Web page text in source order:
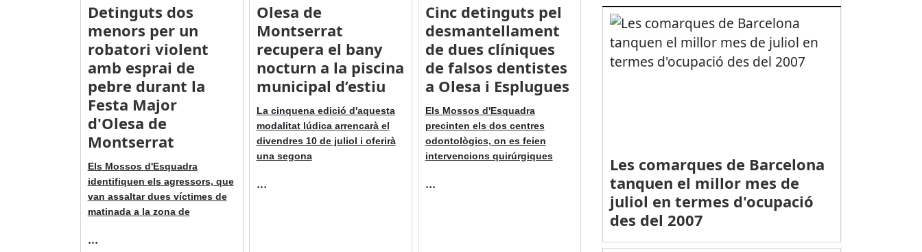
Detinguts dos
menors per un
robatori violent
amb esprai de
pebre durant la
Festa Major
d'Olesa de
Montserrat
Els Mossos d'Esquadra
identifiquen els agressors, que
van assaltar dues víctimes de
matinada a la zona de
...
Olesa de
Montserrat
recupera el bany
nocturn a la piscina
municipal d’estiu
La cinquena edició d'aquesta
modalitat lúdica arrencarà el
divendres 10 de juliol i oferirà
una segona
...
Cinc detinguts pel
desmantellament
de dues clíniques
de falsos dentistes
a Olesa i Esplugues
Els Mossos d'Esquadra
precinten els dos centres
odontològics, on es feien
intervencions quirúrgiques
...
Les comarques de Barcelona
tanquen el millor mes de
juliol en termes d'ocupació
des del 2007